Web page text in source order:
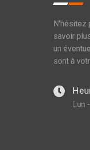
N'hésitez
savoir
un
sont à
Lun